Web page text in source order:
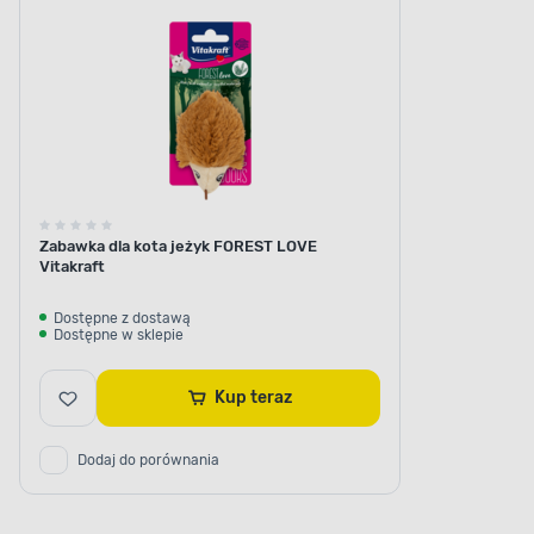
Zabawka dla kota jeżyk FOREST LOVE
Vitakraft
Dostępne z dostawą
Dostępne w sklepie
Kup teraz
Dodaj do porównania